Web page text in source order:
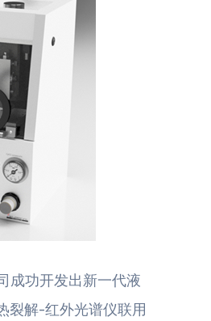
成功开发出新一代液
裂解-红外光谱仪联用